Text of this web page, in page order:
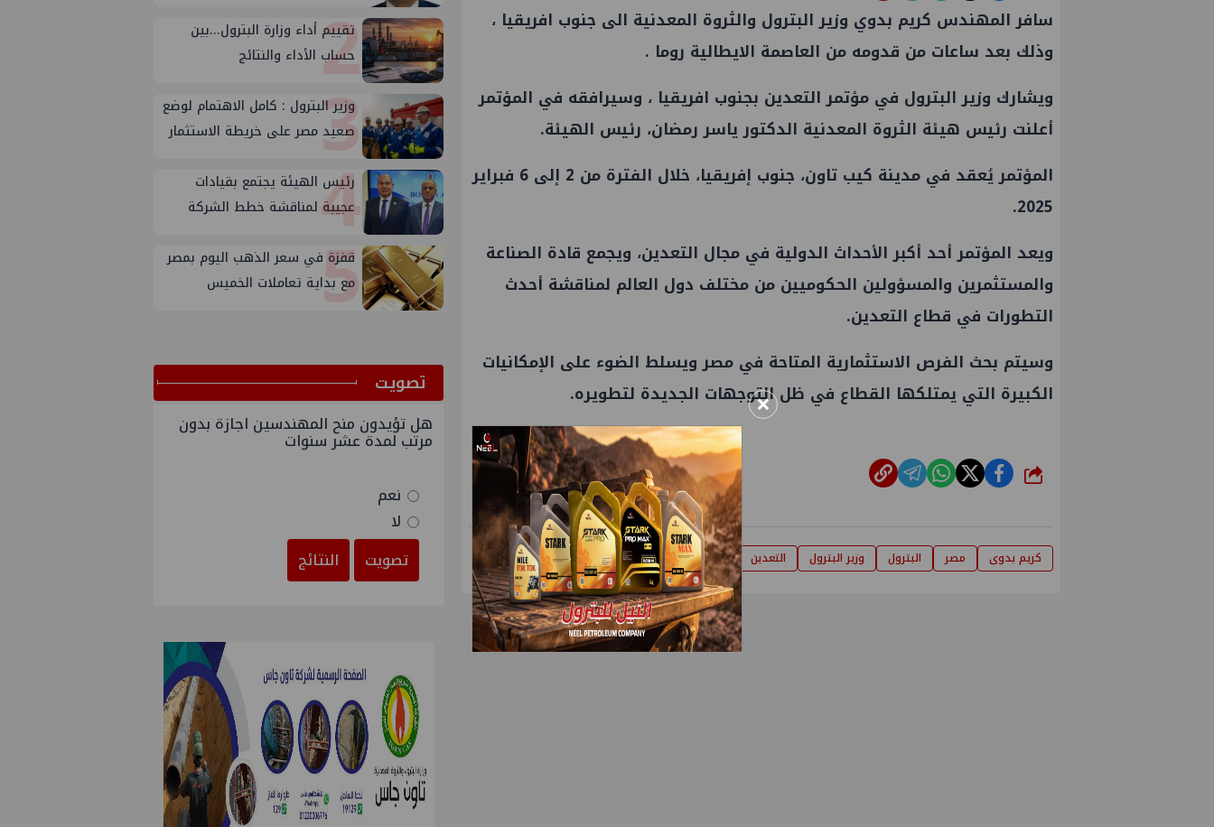
سافر المهندس كريم بدوي وزير البترول والثروة المعدنية الى جنوب افريقيا ،
وذلك بعد ساعات من قدومه من العاصمة الايطالية روما .
ويشارك وزير البترول في مؤتمر التعدين بجنوب افريقيا ، وسيرافقه في المؤتمر
أعلنت رئيس هيئة الثروة المعدنية الدكتور ياسر رمضان، رئيس الهيئة.
المؤتمر يُعقد في مدينة كيب تاون، جنوب إفريقيا، خلال الفترة من 2 إلى 6 فبراير
2025.
ويعد المؤتمر أحد أكبر الأحداث الدولية في مجال التعدين، ويجمع قادة الصناعة
والمستثمرين والمسؤولين الحكوميين من مختلف دول العالم لمناقشة أحدث
التطورات في قطاع التعدين.
وسيتم بحث الفرص الاستثمارية المتاحة في مصر ويسلط الضوء على الإمكانيات
الكبيرة التي يمتلكها القطاع في ظل التوجهات الجديدة لتطويره.
شارك
كريم بدوى مصر البترول وزير البترول التعدين الثروة المعدنية وزير ياسر رمضان
2
تقييم أداء وزارة البترول...بين
حساب الأداء والنتائج
3
وزير البترول : كامل الاهتمام لوضع
صعيد مصر على خريطة الاستثمار
4
رئيس الهيئة يجتمع بقيادات
عجيبة لمناقشة خطط الشركة
5
قفزة في سعر الذهب اليوم بمصر
مع بداية تعاملات الخميس
ﺗﺼﻮﻳﺖ
هل تؤيدون منح المهندسين اجازة بدون
مرتب لمدة عشر سنوات
نعم
لا
تصويت
النتائج
×